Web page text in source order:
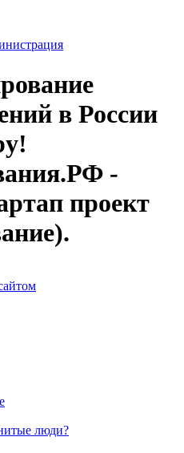
в России
-
проект
люди?